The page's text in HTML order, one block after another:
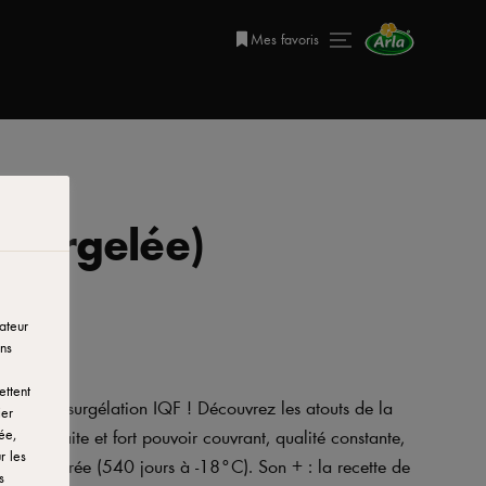
Mes favoris
à la surgélation IQF ! Découvrez les atouts de la
parfaite et fort pouvoir couvrant, qualité constante,
durée (540 jours à -18°C). Son + : la recette de
les